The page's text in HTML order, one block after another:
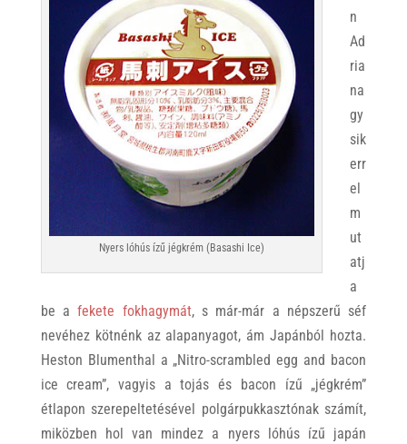
Nyers lóhús ízű jégkrém (Basashi Ice)
n
Ad
ria
na
gy
sik
err
el
m
ut
atj
a
be afekete fokhagymát, s már-már a népszerű séf
nevéhez kötnénk az alapanyagot, ám Japánból hozta.
Heston Blumenthal a „Nitro-scrambled egg and bacon
ice cream”, vagyis a tojás és bacon ízű „jégkrém”
étlapon szerepeltetésével polgárpukkasztónak számít,
miközben hol van mindez a nyers lóhús ízű japán